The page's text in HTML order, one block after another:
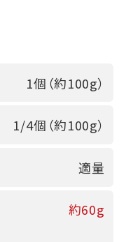
1個（約100g）
1/4個（約100g）
適量
約60g